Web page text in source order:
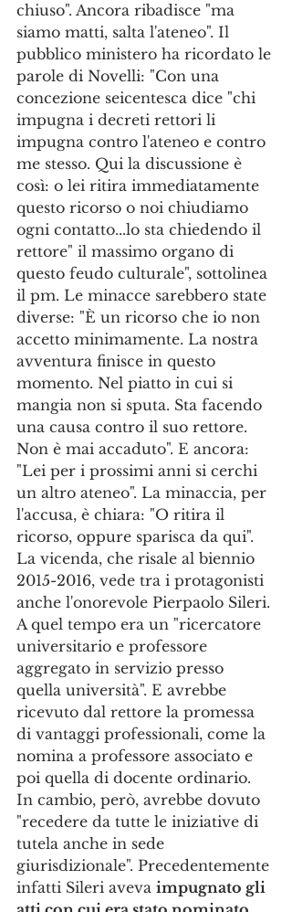
chiuso". Ancora ribadisce "ma
siamo matti, salta l'ateneo". Il
pubblico ministero ha ricordato le
parole di Novelli: "Con una
concezione seicentesca dice "chi
impugna i decreti rettori li
impugna contro l'ateneo e contro
me stesso. Qui la discussione è
così: o lei ritira immediatamente
questo ricorso o noi chiudiamo
ogni contatto...lo sta chiedendo il
rettore" il massimo organo di
questo feudo culturale", sottolinea
il pm. Le minacce sarebbero state
diverse: "È un ricorso che io non
accetto minimamente. La nostra
avventura finisce in questo
momento. Nel piatto in cui si
mangia non si sputa. Sta facendo
una causa contro il suo rettore.
Non è mai accaduto". E ancora:
"Lei per i prossimi anni si cerchi
un altro ateneo". La minaccia, per
l'accusa, è chiara: "O ritira il
ricorso, oppure sparisca da qui".
La vicenda, che risale al biennio
2015-2016, vede tra i protagonisti
anche l'onorevole Pierpaolo Sileri.
A quel tempo era un "ricercatore
universitario e professore
aggregato in servizio presso
quella università". E avrebbe
ricevuto dal rettore la promessa
di vantaggi professionali, come la
nomina a professore associato e
poi quella di docente ordinario.
In cambio, però, avrebbe dovuto
"recedere da tutte le iniziative di
tutela anche in sede
giurisdizionale". Precedentemente
infatti Sileri aveva impugnato gli